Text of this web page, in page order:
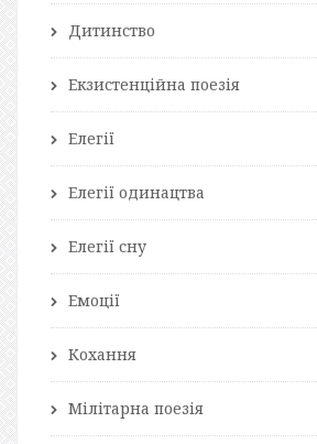
Дитинство
Екзистенційна поезія
Елегії
Елегії одинацтва
Елегії сну
Емоції
Кохання
Мілітарна поезія